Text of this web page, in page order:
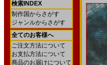
検索INDEX
制作国からさがす
ジャンルからさがす
全てのお客様へ
ご注文方法について
お支払方法について
商品のお届けについて